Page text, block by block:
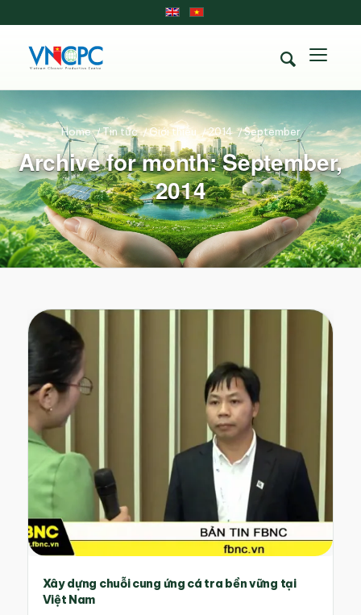
Archive for month: September,
2014
Home /Tin tức /Giới thiệu /2014 /September
Xây dựng chuỗi cung ứng cá tra bền vững tại
Việt Nam